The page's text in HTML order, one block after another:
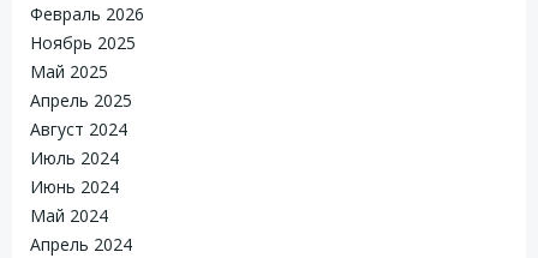
Февраль 2026
Ноябрь 2025
Май 2025
Апрель 2025
Август 2024
Июль 2024
Июнь 2024
Май 2024
Апрель 2024